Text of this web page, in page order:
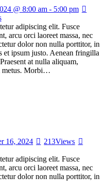
@ 8:00 am - 5:00 pm
adipiscing elit. Fusce
arcu orci laoreet massa, nec
dolor non nulla porttitor, in
et ipsum justo. Aenean fringilla
at nulla aliquam,
metus. Morbi…
16, 2024 213Views
adipiscing elit. Fusce
arcu orci laoreet massa, nec
dolor non nulla porttitor, in